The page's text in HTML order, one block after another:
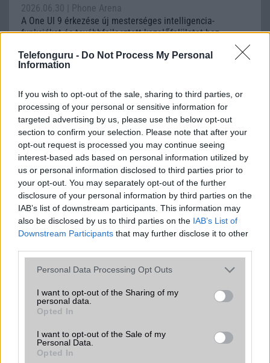
Telefonguru - Do Not Process My Personal
Information
If you wish to opt-out of the sale, sharing to third parties, or
processing of your personal or sensitive information for
targeted advertising by us, please use the below opt-out
section to confirm your selection. Please note that after your
opt-out request is processed you may continue seeing
interest-based ads based on personal information utilized by
us or personal information disclosed to third parties prior to
your opt-out. You may separately opt-out of the further
disclosure of your personal information by third parties on the
IAB’s list of downstream participants. This information may
also be disclosed by us to third parties on the IAB’s List of
Downstream Participants that may further disclose it to other
Please note that this website/app uses one or more Google
not limited to your visit or usage behaviour. You may click to
grant or deny consent to Google and its third-party tags to
use your data for below specified purposes in below Google
consent section.
Personal Data Processing Opt Outs
I want to opt-out of the Sharing of my
personal data.
Opted In
I want to opt-out of the Sale of my
Personal Data.
Opted In
2026.06.30
| Phone Arena
A One UI 9 érkezése új mesterséges intelligencia-
funkciókat és továbbfejlesztett kezelőfelületet hoz,
azonban több korábbi csúcskategóriás és középkategóriás
Galaxy készülék számára ez lesz az út vége.
rántja le a leplet az Apple az új
csúcsmobilokról
2026.06.29| Phone Arena
A szeptemberi eseményen az iPhone 18 Pro modellek
mellett a régóta pletykált hajlítható iPhone Ultra is
bemutatkozhat, miközben az áremelésekről szóló
találgatások továbbra is beárnyékolják a rajtot.
Az Android rejtett automatizmusai: hat
funkció, amely észrevétlenül könnyíti
meg a mindennapokat
2026.06.14 | Android Police
Android már évek óta olyan intelligens funkciókat kínál,
amelyek maguktól dolgoznak a háttérben.
Ez a rejtett Samsung funkció teljesen
megváltoztatja a mobilhasználatot –
sokan mégsem tudnak róla
2026.07.12
Az Edge Panel az egyik leghasznosabb funkció, amely